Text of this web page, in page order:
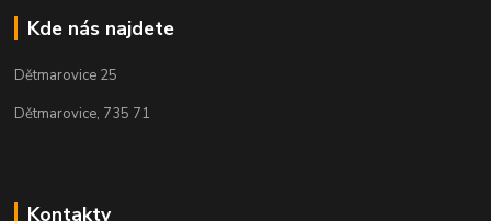
Kde nás najdete
Dětmarovice 25
Dětmarovice, 735 71
Kontakty